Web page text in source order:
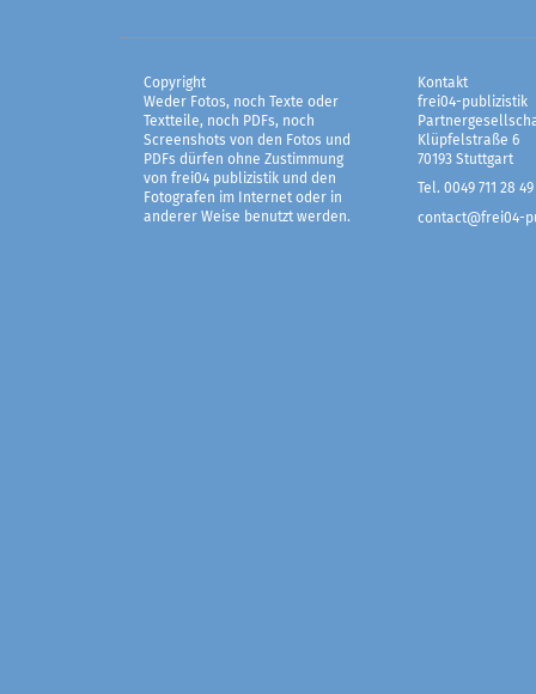
Copyright
Weder Fotos, noch Texte oder
Textteile, noch PDFs, noch
Screenshots von den Fotos und
PDFs dürfen ohne Zustimmung
von frei04 publizistik und den
Fotografen im Internet oder in
anderer Weise benutzt werden.
Kontakt
frei04-publizistik
Klüpfelstraße 6
70193 Stuttgart
Tel. 0049 711 28 49
contact@frei04-